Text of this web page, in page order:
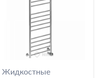
Жидкостные